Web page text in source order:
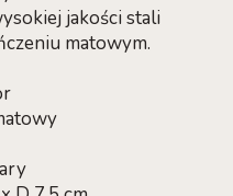
jakości stali
matowym.